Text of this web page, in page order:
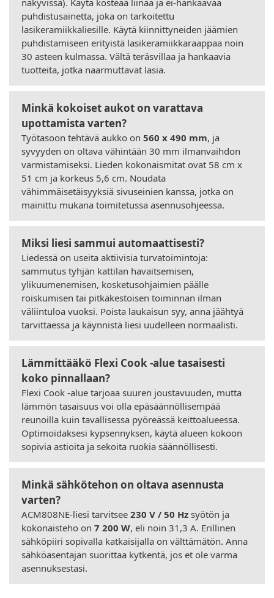
puhdistusainetta, joka on tarkoitettu
lasikeramiikkaliesille. Käytä kiinnittyneiden jäämien
puhdistamiseen erityistä lasikeramiikkaraappaa noin
30 asteen kulmassa. Vältä teräsvillaa ja hankaavia
tuotteita, jotka naarmuttavat lasia.
Minkä kokoiset aukot on varattava
upottamista varten?
Työtasoon tehtävä aukko on 560 x 490 mm, ja
syvyyden on oltava vähintään 30 mm ilmanvaihdon
varmistamiseksi. Lieden kokonaismitat ovat 58 cm x
51 cm ja korkeus 5,6 cm. Noudata
vähimmäisetäisyyksiä sivuseinien kanssa, jotka on
mainittu mukana toimitetussa asennusohjeessa.
Miksi liesi sammui automaattisesti?
Liedessä on useita aktiivisia turvatoimintoja:
sammutus tyhjän kattilan havaitsemisen,
ylikuumenemisen, kosketusohjaimien päälle
roiskumisen tai pitkäkestoisen toiminnan ilman
väliintuloa vuoksi. Poista laukaisun syy, anna jäähtyä
tarvittaessa ja käynnistä liesi uudelleen normaalisti.
Lämmittääkö Flexi Cook -alue tasaisesti
koko pinnallaan?
Flexi Cook -alue tarjoaa suuren joustavuuden, mutta
lämmön tasaisuus voi olla epäsäännöllisempää
reunoilla kuin tavallisessa pyöreässä keittoalueessa.
Optimoidaksesi kypsennyksen, käytä alueen kokoon
sopivia astioita ja sekoita ruokia säännöllisesti.
Minkä sähkötehon on oltava asennusta
varten?
ACM808NE-liesi tarvitsee 230 V / 50 Hz syötön ja
kokonaisteho on 7 200 W, eli noin 31,3 A. Erillinen
sähköpiiri sopivalla katkaisijalla on välttämätön. Anna
sähköasentajan suorittaa kytkentä, jos et ole varma
asennuksestasi.